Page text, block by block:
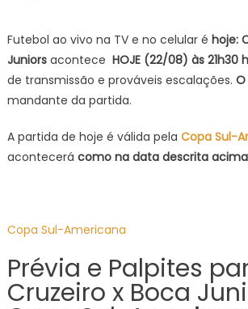
Futebol ao vivo na TV e no celular é hoje:
Juniorsacontece HOJE (22/08) às 21h30
de transmissão e prováveis escalações.
mandante da partida.
A partida de hoje é válida pela Copa Sul-
acontecerá como na data descrita
Copa Sul-Americana
Prévia e Palpites
Cruzeiro x Boca